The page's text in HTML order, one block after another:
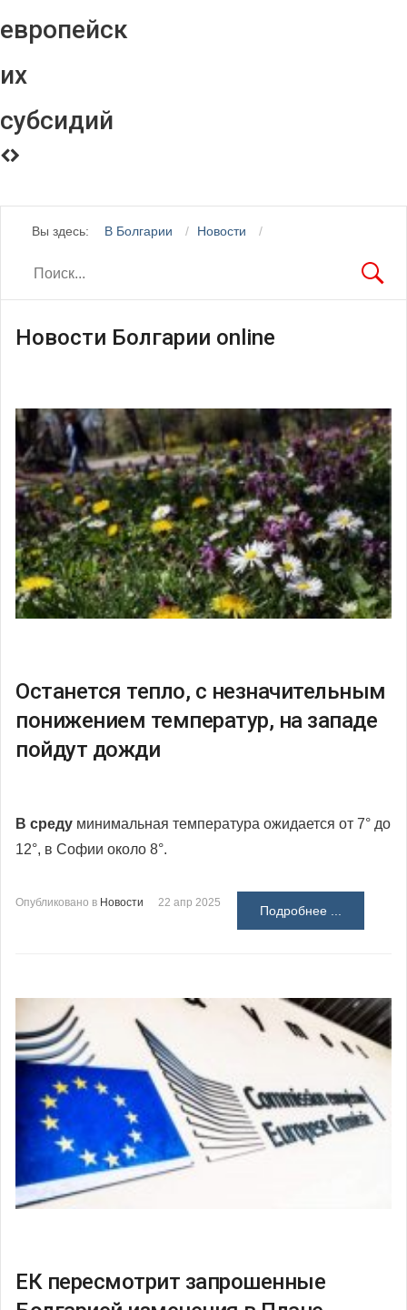
европейск
их
субсидий
Вы здесь: В Болгарии Новости
Новости Болгарии online
Останется тепло, с незначительным
понижением температур, на западе
пойдут дожди
В среду минимальная температура ожидается от 7° до
12°, в Софии около 8°.
Опубликовано в Новости 22 апр 2025
Подробнее ...
ЕК пересмотрит запрошенные